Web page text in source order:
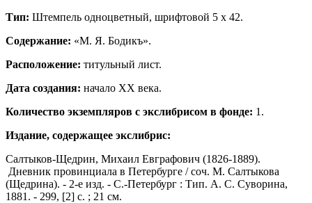
Тип: Штемпель одноцветный, шрифтовой 5 х 42.
Содержание: «М. Я. Бодикъ».
Расположение: титульный лист.
Дата создания: начало ХХ века.
Количество экземпляров с экслибрисом в фонде: 1.
Издание, содержащее экслибрис:
Салтыков-Щедрин, Михаил Евграфович (1826-1889).
Дневник провинциала в Петербурге / соч. М. Салтыкова
(Щедрина). - 2-е изд. - С.-Петербург : Тип. А. С. Суворина,
1881. - 299, [2] с. ; 21 см.